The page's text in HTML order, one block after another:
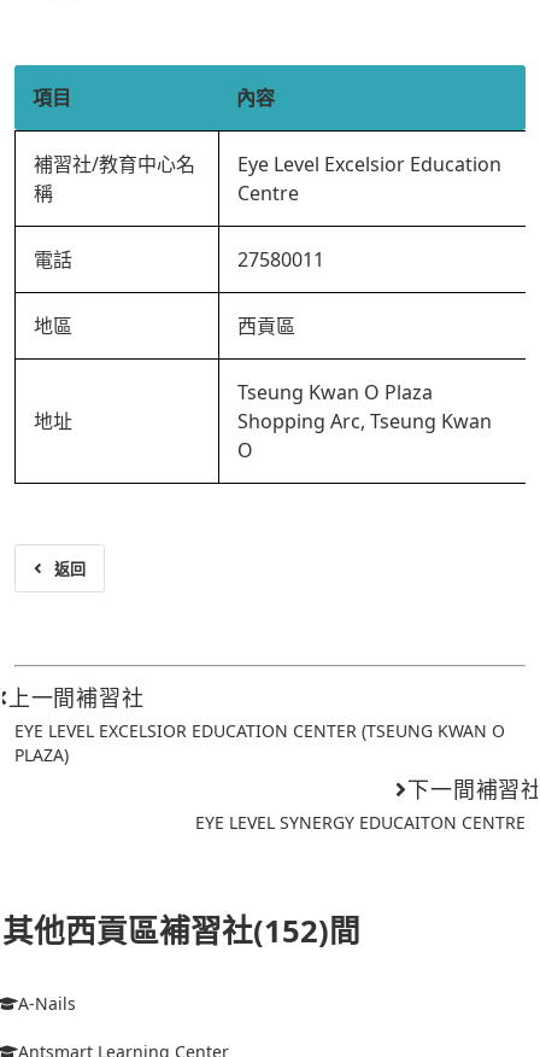
項目 內容
補習社/教育中心名
稱
Eye Level Excelsior Education
Centre
電話 27580011
地區 西貢區
地址
Tseung Kwan O Plaza
Shopping Arc, Tseung Kwan
O
返回
上一間補習社
EYE LEVEL EXCELSIOR EDUCATION CENTER (TSEUNG KWAN O
PLAZA)
下一間補習
EYE LEVEL SYNERGY EDUCAITON CENTRE
其他西貢區補習社(152)間
A-Nails
Antsmart Learning Center